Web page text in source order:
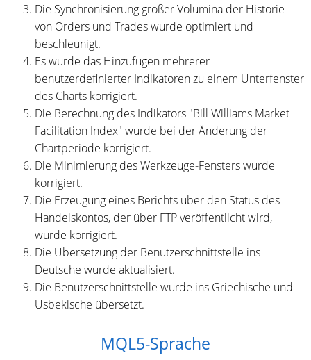
Die Synchronisierung großer Volumina der Historie
von Orders und Trades wurde optimiert und
beschleunigt.
Es wurde das Hinzufügen mehrerer
benutzerdefinierter Indikatoren zu einem Unterfenster
des Charts korrigiert.
Die Berechnung des Indikators "Bill Williams Market
Facilitation Index" wurde bei der Änderung der
Chartperiode korrigiert.
Die Minimierung des Werkzeuge-Fensters wurde
korrigiert.
Die Erzeugung eines Berichts über den Status des
Handelskontos, der über FTP veröffentlicht wird,
wurde korrigiert.
Die Übersetzung der Benutzerschnittstelle ins
Deutsche wurde aktualisiert.
Die Benutzerschnittstelle wurde ins Griechische und
Usbekische übersetzt.
MQL5-Sprache